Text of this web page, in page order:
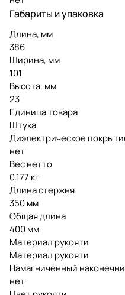
Габариты и упаковка
Длина, мм
386
Ширина, мм
101
Высота, мм
23
Единица товара
Штука
Диэлектрическое
нет
Вес нетто
0.177 кг
Длина стержня
350 мм
Общая длина
400 мм
Материал рукояти
Материал рукояти
Намагниченный
нет